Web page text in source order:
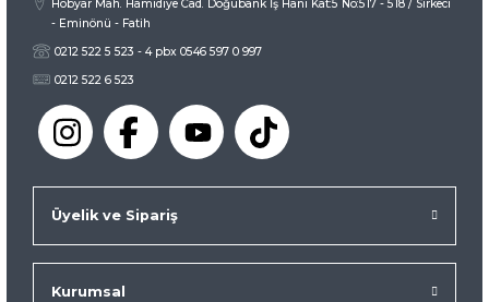
Hobyar Mah. Hamidiye Cad. Doğubank İş Hanı Kat:5 No:517 - 518 / Sirkeci
- Eminönü - Fatih
0212 522 5 523 - 4 pbx 0546 597 0 997
0212 522 6 523
Üyelik ve Sipariş
Kurumsal